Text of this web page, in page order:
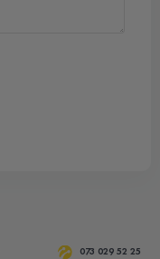
073 029 52 25